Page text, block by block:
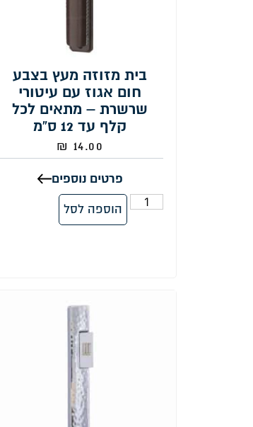
בית מזוזה מעץ בצבע
חום אגוז עם עיטורי
שרשרת – מתאים לכל
קלף עד 12 ס”מ
14.00
₪
פרטים נוספים
הוספה לסל